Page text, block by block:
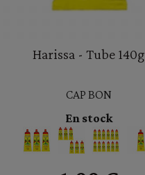
Harissa - Tube 140g
CAP BON
En stock